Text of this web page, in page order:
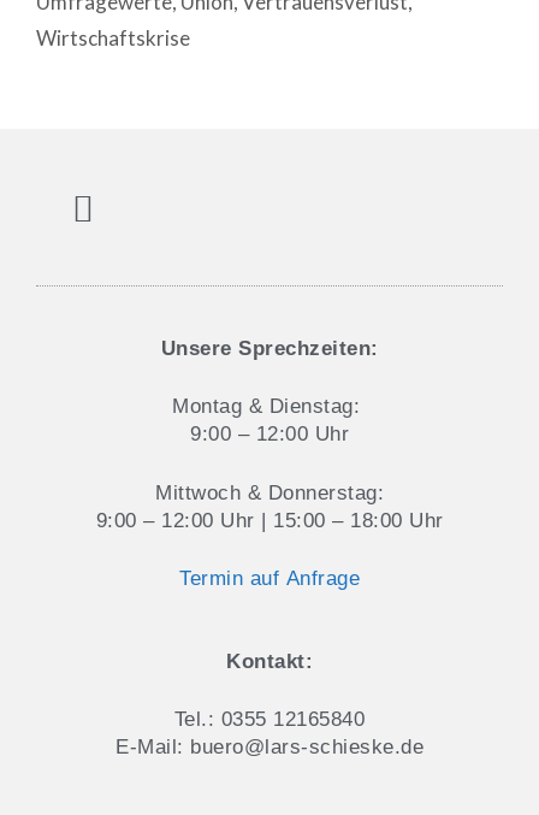
Wirtschaftskrise
Unsere Sprechzeiten:
Montag & Dienstag:
9:00 – 12:00 Uhr
Mittwoch & Donnerstag:
9:00 – 12:00 Uhr | 15:00 – 18:00 Uhr
Termin auf Anfrage
Kontakt:
Tel.: 0355 12165840
E-Mail: buero@lars-schieske.de